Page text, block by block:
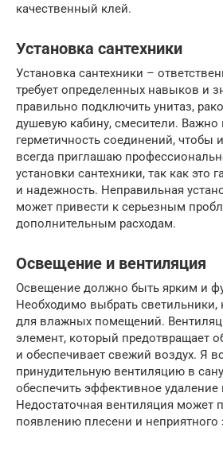
качественный клей.
Установка сантехники
Установка сантехники –
требует определенных навыков и
правильно подключить унитаз,
душевую кабину, смесители. Важно
герметичность соединений, чтобы
всегда приглашаю
установки сантехники, так как это
и надежность. Неправильная
может привести к серьезным
дополнительным расходам.
Освещение и вентиляция
Освещение должно быть ярким и
Необходимо выбрать светильники,
для влажных помещений.
элемент, который предотвращает
и обеспечивает свежий воздух. Я
принудительную вентиляцию в
обеспечить эффективное удаление
Недостаточная вентиляция может
появлению плесени и неприятного